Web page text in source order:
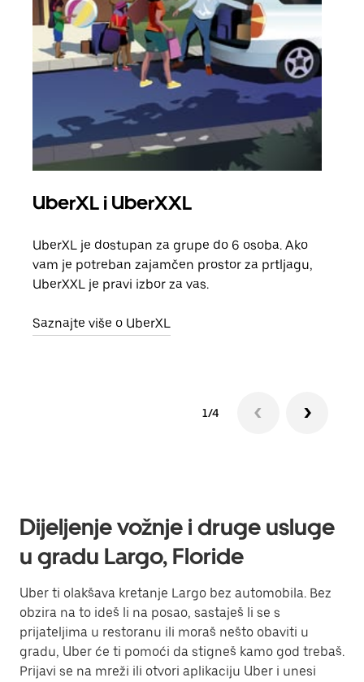
UberXL i UberXXL
UberXL je dostupan za grupe do 6 osoba. Ako
vam je potreban zajamčen prostor za prtljagu,
UberXXL je pravi izbor za vas.
Saznajte više o UberXL
1/4
Dijeljenje vožnje i druge usluge
u gradu Largo, Floride
Uber ti olakšava kretanje Largo bez automobila. Bez
obzira na to ideš li na posao, sastaješ li se s
prijateljima u restoranu ili moraš nešto obaviti u
gradu, Uber će ti pomoći da stigneš kamo god trebaš.
Prijavi se na mreži ili otvori aplikaciju Uber i unesi